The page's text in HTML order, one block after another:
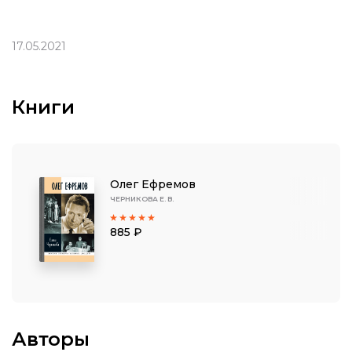
17.05.2021
Книги
Олег Ефремов
ЧЕРНИКОВА Е. В.
885 ₽
Авторы